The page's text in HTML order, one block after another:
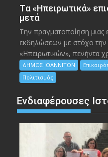
Tα «Ηπειρωτικά»
μετά
Την πραγματοποίηση μιας
εκδηλώσεων με στόχο
«Ηπειρωτικών», πενήντα
ΔΗΜΟΣ ΙΩΑΝΝΙΤΩΝ
Πολιτισμός
Ενδιαφέρουσες